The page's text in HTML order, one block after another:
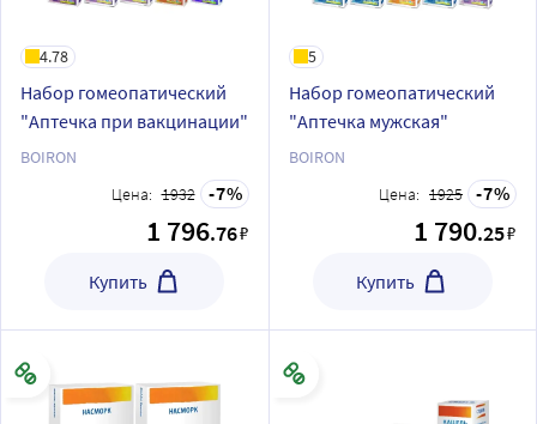
4.78
Набор гомеопатический
"Аптечка при вакцинации"
BOIRON
Цена: 1932 7
1 796.76₽
Купить
5
Набор гомеопатический
"Аптечка мужская"
BOIRON
Цена: 1925 7
1 790.25₽
Купить